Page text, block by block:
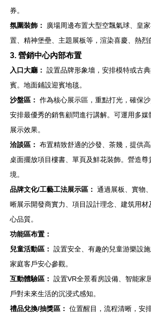
券。
氛圍裝飾：
廣場周邊布置大型空飄氣球、皇
置、精神堡壘、主題展板等，渲染喜慶、熱烈
3. 營銷中心內部布置
入口大廳： 設置品牌形象墻，安排模特或古
賓。地面鋪設迎賓地毯。
沙盤區： 作為核心展示區，重點打光，確保沙
安排最優秀的銷售顧問進行講解。可運用多媒
展示效果。
洽談區： 布置精致舒適的沙發、茶幾，提供高
桌面擺放項目樓書、單頁及鮮花裝飾。營造尊
境。
品牌文化/工藝工法展示區： 通過展板、實物
晰展示開發商實力、項目設計理念、建筑用
心品質。
功能區布置：
兒童活動區： 設置安全、有趣的兒童游樂設
家庭客戶安心參觀。
互動體驗區： 設置VR全景看房設備、智能家
戶對未來生活的沉浸式感知。
禮品兌換/抽獎區： 位置醒目，流程清晰，安